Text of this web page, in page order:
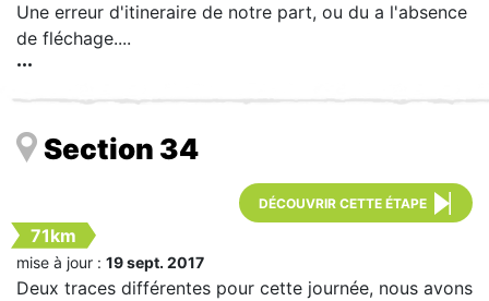
Une erreur d'itineraire de notre part, ou du a l'absence
de fléchage....
Section 34
DÉCOUVRIR CETTE ÉTAPE
71km
mise à jour : 19 sept. 2017
Deux traces différentes pour cette journée, nous avons